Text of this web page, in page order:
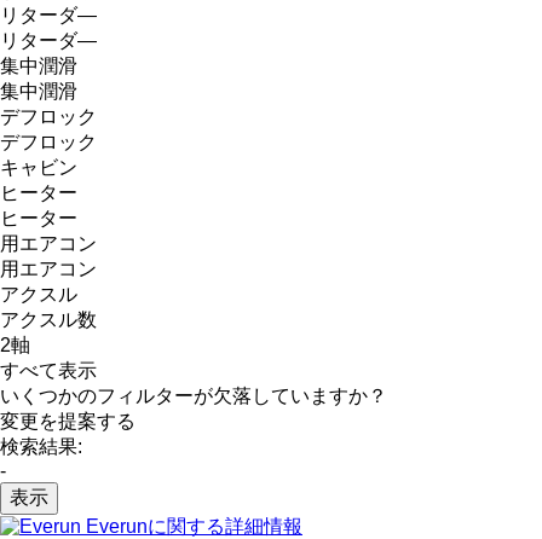
リターダ―
リターダ―
集中潤滑
集中潤滑
デフロック
デフロック
キャビン
ヒーター
ヒーター
用エアコン
用エアコン
アクスル
アクスル数
2軸
すべて表示
いくつかのフィルターが欠落していますか？
変更を提案する
検索結果:
-
表示
Everunに関する詳細情報